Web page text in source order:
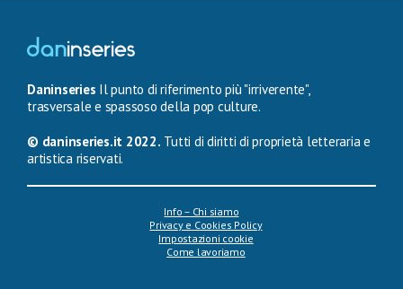
Daninseries Il punto di riferimento più "irriverente",
trasversale e spassoso della pop culture.
© daninseries.it 2022. Tutti di diritti di proprietà letteraria e
artistica riservati.
Info – Chi siamo
Privacy e Cookies Policy
Impostazioni cookie
Come lavoriamo